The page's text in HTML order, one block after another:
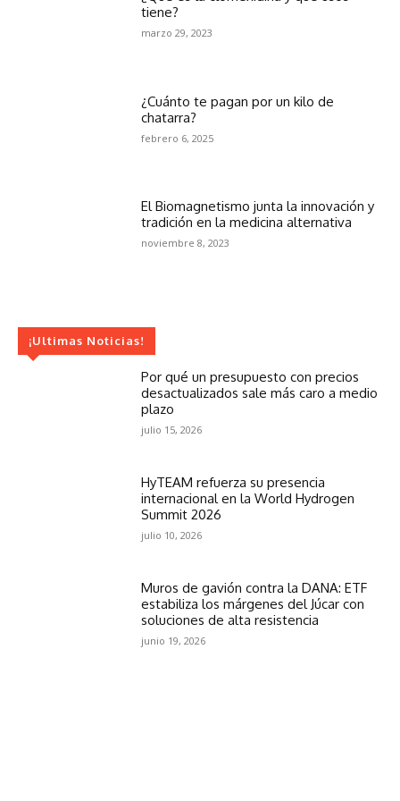
tiene?
marzo 29, 2023
¿Cuánto te pagan por un kilo de
chatarra?
febrero 6, 2025
El Biomagnetismo junta la innovación y
tradición en la medicina alternativa
noviembre 8, 2023
¡Ultimas Noticias!
Por qué un presupuesto con precios
desactualizados sale más caro a medio
plazo
julio 15, 2026
HyTEAM refuerza su presencia
internacional en la World Hydrogen
Summit 2026
julio 10, 2026
Muros de gavión contra la DANA: ETF
estabiliza los márgenes del Júcar con
soluciones de alta resistencia
junio 19, 2026